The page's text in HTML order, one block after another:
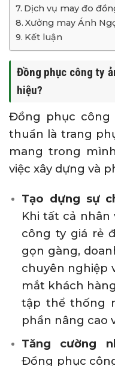
Dịch vụ may đo
Xưởng may Ánh
Kết luận
Đồng phục công ty
hiệu?
Đồng phục
thuần là trang
mang trong
việc xây dựng và
Tạo dựng sự
Khi tất cả
công ty giá rẻ
gọn gàng,
chuyên nghiệp
mắt khách
tập thể thống
phần nâng cao
Tăng cường
Đồng phục